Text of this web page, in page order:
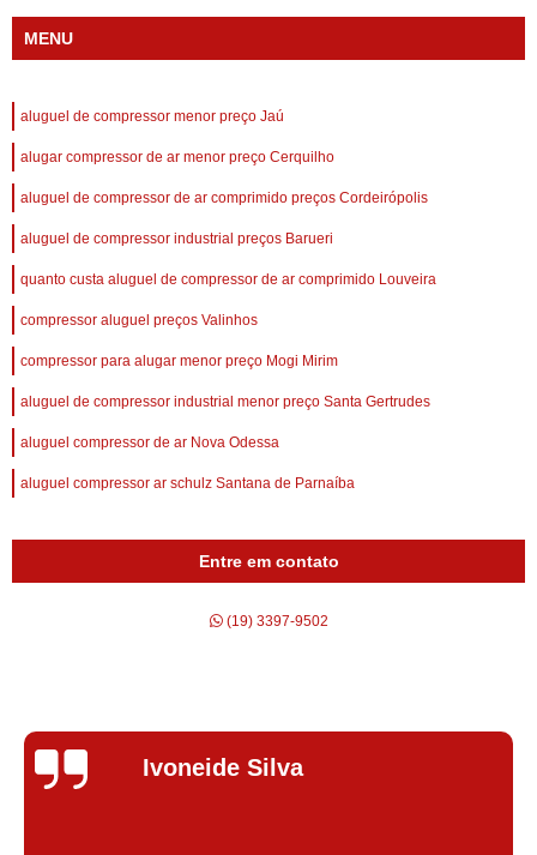
MENU
aluguel de compressor menor preço Jaú
alugar compressor de ar menor preço Cerquilho
aluguel de compressor de ar comprimido preços Cordeirópolis
aluguel de compressor industrial preços Barueri
quanto custa aluguel de compressor de ar comprimido Louveira
compressor aluguel preços Valinhos
compressor para alugar menor preço Mogi Mirim
aluguel de compressor industrial menor preço Santa Gertrudes
aluguel compressor de ar Nova Odessa
aluguel compressor ar schulz Santana de Parnaíba
Entre em contato
(19) 3397-9502
Silvana Alves